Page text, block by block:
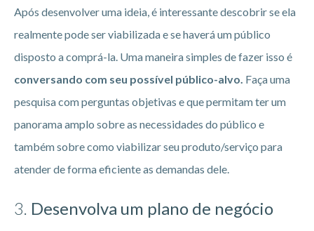
Após desenvolver uma ideia, é interessante descobrir se ela
realmente pode ser viabilizada e se haverá um público
disposto a comprá-la. Uma maneira simples de fazer isso é
conversando com seu possível público-alvo. Faça uma
pesquisa com perguntas objetivas e que permitam ter um
panorama amplo sobre as necessidades do público e
também sobre como viabilizar seu produto/serviço para
atender de forma eficiente as demandas dele.
3. Desenvolva um plano de negócio